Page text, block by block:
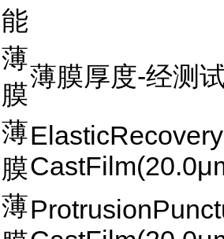
能
薄
膜
薄膜厚度-经测
薄
膜
薄